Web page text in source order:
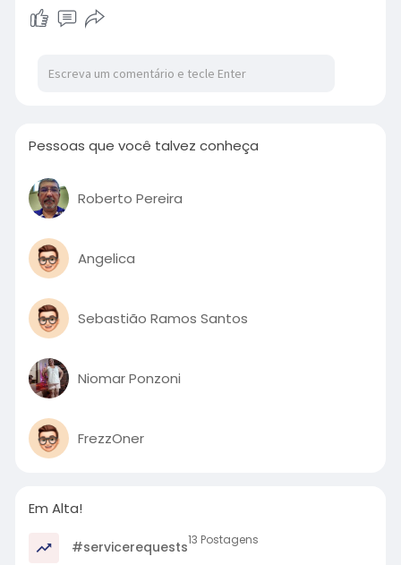
Pessoas que você talvez conheça
Roberto Pereira
Angelica
Sebastião Ramos Santos
Niomar Ponzoni
FrezzOner
Em Alta!
#servicerequests13 Postagens